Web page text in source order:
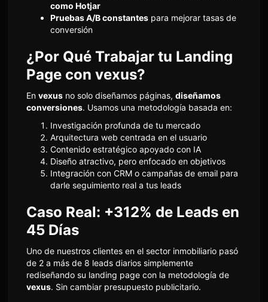
como Hotjar
Pruebas A/B constantespara mejorar tasas de
conversión
¿Por Qué Trabajar tu Landing
Page con vexus?
En vexusno solo diseñamos páginas, diseñamos
conversiones. Usamos una metodología basada en:
Investigación profunda de tu mercado
Arquitectura web centrada en el usuario
Contenido estratégico apoyado con IA
Diseño atractivo, pero enfocado en objetivos
Integración con CRM o campañas de email para
darle seguimiento real a tus leads
Caso Real: +312% de Leads en
45 Días
Uno de nuestros clientes en el sector inmobiliario pasó
de 2 a más de 8 leads diarios simplemente
rediseñando su landing page con la metodología de
vexus. Sin cambiar presupuesto publicitario.